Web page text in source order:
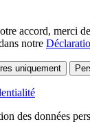
accord, merci
notre
uniquement
des données